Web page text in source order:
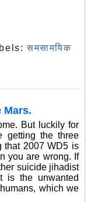
समसामयिक
Mars.
But luckily for
getting the three
that 2007 WD5 is
you are wrong. If
suicide jihadist
is the unwanted
which we